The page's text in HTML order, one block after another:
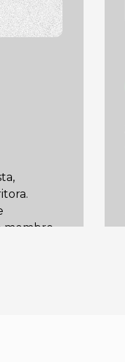
membro